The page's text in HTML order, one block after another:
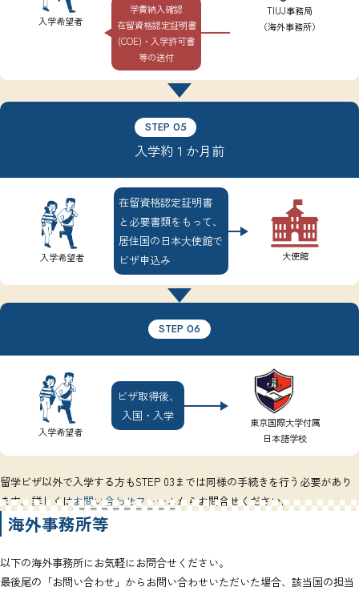
入学希望者
学費納入確認
在留資格認定証明書
(COE)・入学許可書
等の送付
TIUJ事務局
（海外事務所）
STEP 05
入学約１か月前
入学希望者
在留資格認定証明書
と必要書類をもって、
居住国の日本大使館で
ビザ申込み
大使館
STEP 06
入学希望者
ビザ取得後、
入国・入学
東京国際大学付属
日本語学校
留学ビザ以外で入学する方もSTEP 03までは同様の手続きを行う必要があり
ます。詳しくはお問い合わせフォームからお問合せください。
海外事務所等
以下の海外事務所にお気軽にお問合せください。
最後尾の「お問い合わせ」からお問い合わせいただいた場合、該当国の担当